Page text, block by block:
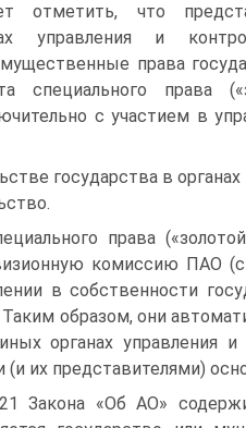
отметить, что
управления и
права
специального права
с участием в
государства в
права
комиссию ПАО
в собственности
Таким образом, они
органах
их представителями)
Закона «Об АО»